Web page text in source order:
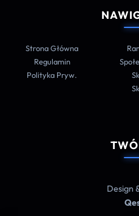
Strona Główna
Regulamin
Polityka Pryw.
Design